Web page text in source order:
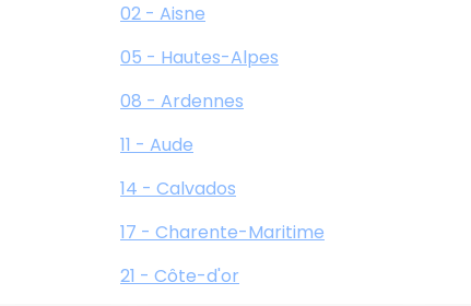
02 - Aisne
05 - Hautes-Alpes
08 - Ardennes
11 - Aude
14 - Calvados
17 - Charente-Maritime
21 - Côte-d'or